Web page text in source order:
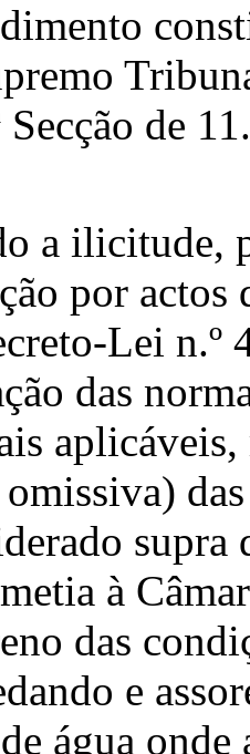
Secção de
a ilicitude,
por actos
Lei n.º
das
aplicáveis,
à
das
e
água